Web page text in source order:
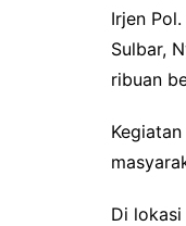
Irjen
Sulbar,
ribuan
Di